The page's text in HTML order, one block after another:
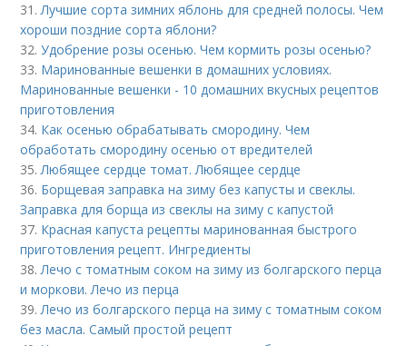
31.Лучшие сорта зимних яблонь для средней полосы. Чем
хороши поздние сорта яблони?
32.Удобрение розы осенью. Чем кормить розы осенью?
33. Маринованные вешенки в домашних условиях.
Маринованные вешенки - 10 домашних вкусных рецептов
приготовления
34. Как осенью обрабатывать смородину. Чем
обработать смородину осенью от вредителей
35.Любящее сердце томат. Любящее сердце
36. Борщевая заправка на зиму без капусты и свеклы.
Заправка для борща из свеклы на зиму с капустой
37. Красная капуста рецепты маринованная быстрого
приготовления рецепт. Ингредиенты
38.Лечо с томатным соком на зиму из болгарского перца
и моркови. Лечо из перца
39.Лечо из болгарского перца на зиму с томатным соком
без масла. Самый простой рецепт